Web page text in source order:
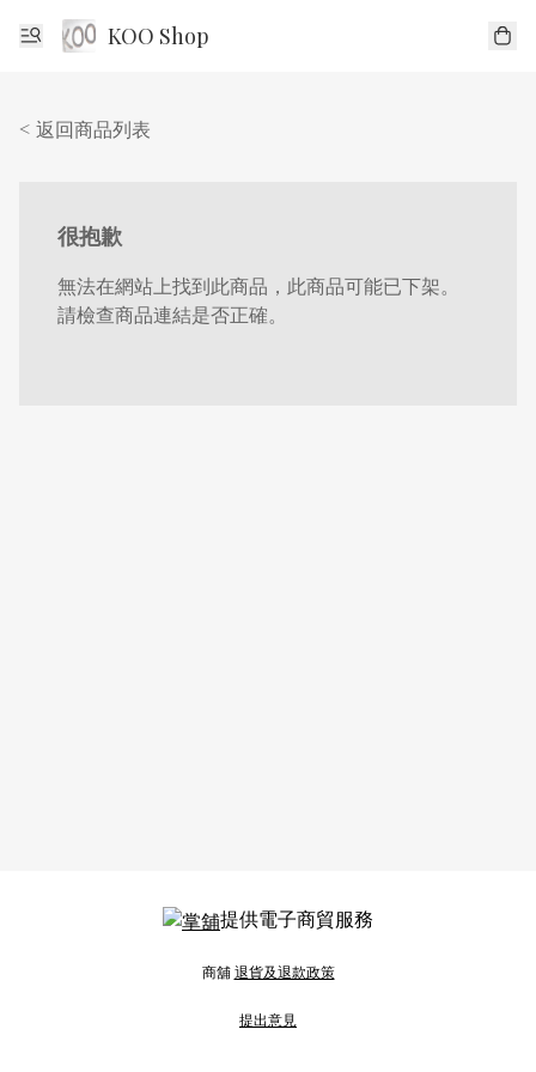
KOO Shop
< 返回商品列表
很抱歉
無法在網站上找到此商品，此商品可能已下架。
請檢查商品連結是否正確。
提供電子商貿服務
商舖退貨及退款政策
提出意見